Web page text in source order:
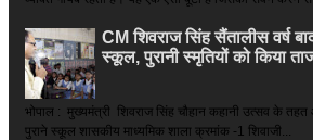
CM शिवराज सिंह सैंतालीस वर्ष
स्कूल, पुरानी स्मृतियों को किया
भोपाल : मुख्यमंत्री शिवराज सिंह चौहान कहानी उत्सव के
पुराने स्कूल शासकीय माध्यमिक शाला क्रमांक -1 शिवाजी...